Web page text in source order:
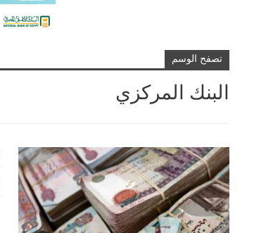
تصفح الوسم
البنك المركزي